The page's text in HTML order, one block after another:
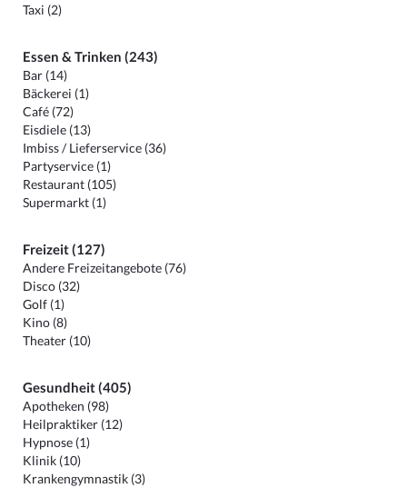
Taxi (2)
Essen & Trinken (243)
Bar (14)
Bäckerei (1)
Café (72)
Eisdiele (13)
Imbiss / Lieferservice (36)
Partyservice (1)
Restaurant (105)
Supermarkt (1)
Freizeit (127)
Andere Freizeitangebote (76)
Disco (32)
Golf (1)
Kino (8)
Theater (10)
Gesundheit (405)
Apotheken (98)
Heilpraktiker (12)
Hypnose (1)
Klinik (10)
Krankengymnastik (3)